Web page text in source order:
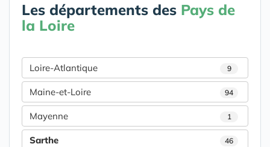
Les départements des Pays de
la Loire
Loire-Atlantique 9
Maine-et-Loire 94
Mayenne 1
Sarthe 46